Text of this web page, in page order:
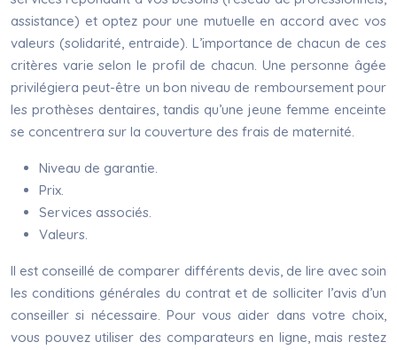
assistance) et optez pour une mutuelle en accord avec vos
valeurs (solidarité, entraide). L’importance de chacun de ces
critères varie selon le profil de chacun. Une personne âgée
privilégiera peut-être un bon niveau de remboursement pour
les prothèses dentaires, tandis qu’une jeune femme enceinte
se concentrera sur la couverture des frais de maternité.
Niveau de garantie.
Prix.
Services associés.
Valeurs.
Il est conseillé de comparer différents devis, de lire avec soin
les conditions générales du contrat et de solliciter l’avis d’un
conseiller si nécessaire. Pour vous aider dans votre choix,
vous pouvez utiliser des comparateurs en ligne, mais restez